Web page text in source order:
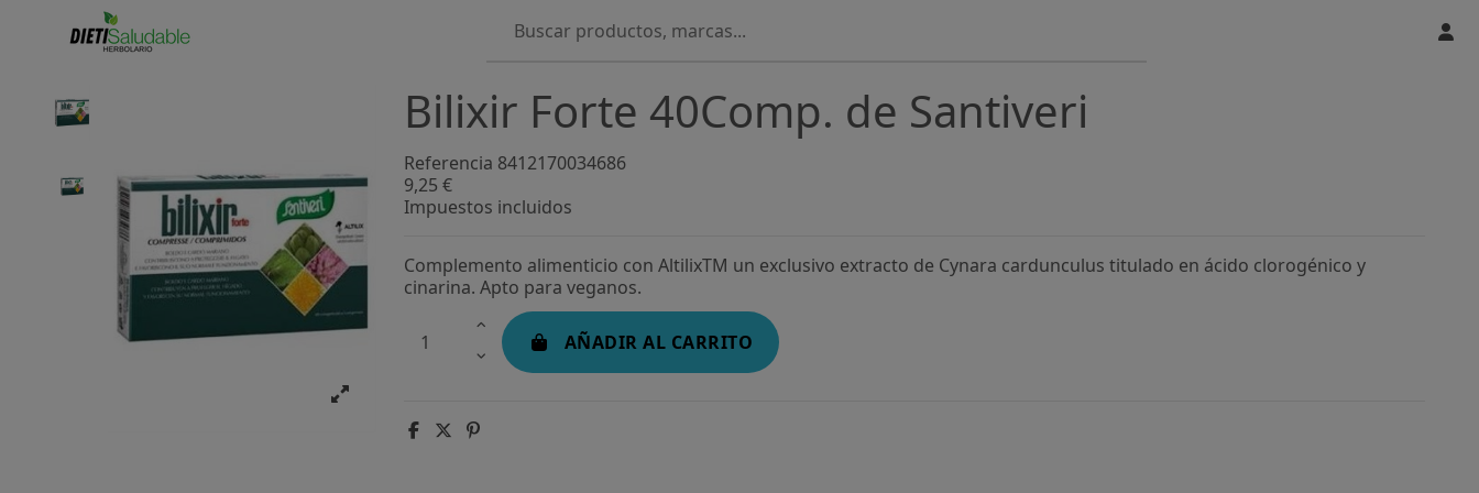
Bilixir Forte 40Comp. de Santiveri
Referencia 8412170034686
9,25 €
Impuestos incluidos
Complemento alimenticio con AltilixTM un exclusivo extracto de Cynara cardunculus titulado en ácido clorogénico y
cinarina. Apto para veganos.
AÑADIR AL CARRITO